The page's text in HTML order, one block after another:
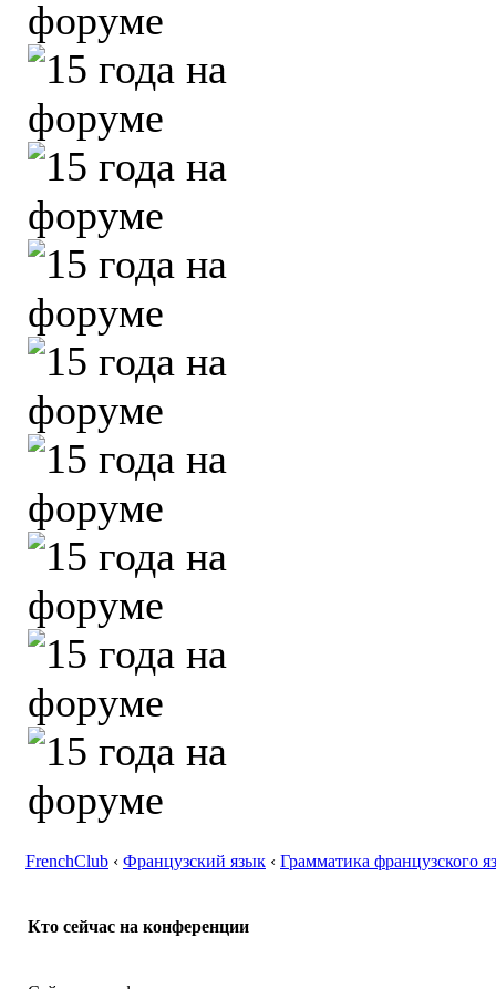
FrenchClub ‹ Французский язык ‹ Грамматика французского
Кто сейчас на конференции